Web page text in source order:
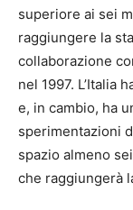
superiore ai sei
raggiungere la
collaborazione
nel 1997. L’Italia
e, in cambio, ha
sperimentazioni
spazio almeno
che raggiungerà